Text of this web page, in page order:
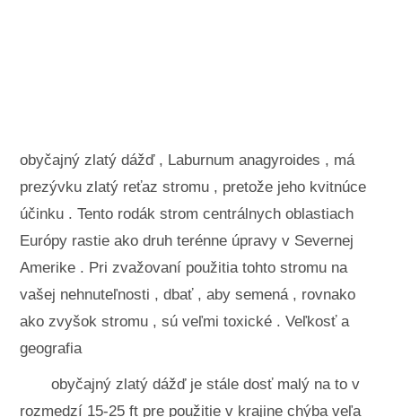
obyčajný zlatý dážď , Laburnum anagyroides , má
prezývku zlatý reťaz stromu , pretože jeho kvitnúce
účinku . Tento rodák strom centrálnych oblastiach
Európy rastie ako druh terénne úpravy v Severnej
Amerike . Pri zvažovaní použitia tohto stromu na
vašej nehnuteľnosti , dbať , aby semená , rovnako
ako zvyšok stromu , sú veľmi toxické . Veľkosť a
geografia
obyčajný zlatý dážď je stále dosť malý na to v
rozmedzí 15-25 ft pre použitie v krajine chýba veľa